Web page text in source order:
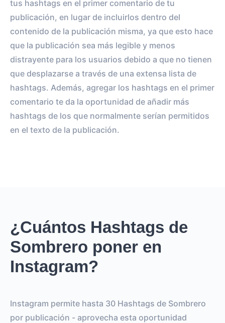
tus hashtags en el primer comentario de tu
publicación, en lugar de incluirlos dentro del
contenido de la publicación misma, ya que esto hace
que la publicación sea más legible y menos
distrayente para los usuarios debido a que no tienen
que desplazarse a través de una extensa lista de
hashtags. Además, agregar los hashtags en el primer
comentario te da la oportunidad de añadir más
hashtags de los que normalmente serían permitidos
en el texto de la publicación.
¿Cuántos Hashtags de
Sombrero poner en
Instagram?
Instagram permite hasta 30 Hashtags de Sombrero
por publicación - aprovecha esta oportunidad